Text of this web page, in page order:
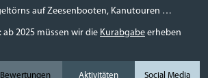
auf Zeesenbooten, Kanutouren …
ab 2025 müssen wir die Kurabgabe erheben
Social Media
Bewertungen Aktivitäten